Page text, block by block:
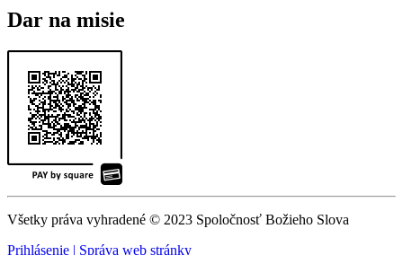
Dar na misie
Všetky práva vyhradené © 2023 Spoločnosť Božieho Slova
Prihlásenie | Správa web stránky